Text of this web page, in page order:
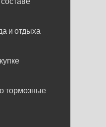
и отдыха
тормозные